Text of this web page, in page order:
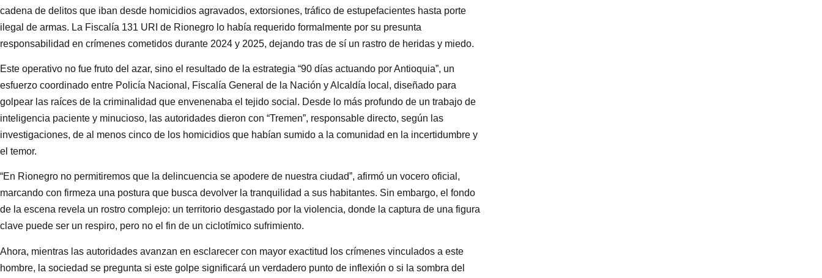
cadena de delitos que iban desde homicidios agravados, extorsiones, tráfico de estupefacientes hasta porte
ilegal de armas. La Fiscalía 131 URI de Rionegro lo había requerido formalmente por su presunta
responsabilidad en crímenes cometidos durante 2024 y 2025, dejando tras de sí un rastro de heridas y miedo.
Este operativo no fue fruto del azar, sino el resultado de la estrategia “90 días actuando por Antioquia”, un
esfuerzo coordinado entre Policía Nacional, Fiscalía General de la Nación y Alcaldía local, diseñado para
golpear las raíces de la criminalidad que envenenaba el tejido social. Desde lo más profundo de un trabajo de
inteligencia paciente y minucioso, las autoridades dieron con “Tremen”, responsable directo, según las
investigaciones, de al menos cinco de los homicidios que habían sumido a la comunidad en la incertidumbre y
el temor.
“En Rionegro no permitiremos que la delincuencia se apodere de nuestra ciudad”, afirmó un vocero oficial,
marcando con firmeza una postura que busca devolver la tranquilidad a sus habitantes. Sin embargo, el fondo
de la escena revela un rostro complejo: un territorio desgastado por la violencia, donde la captura de una figura
clave puede ser un respiro, pero no el fin de un ciclotímico sufrimiento.
Ahora, mientras las autoridades avanzan en esclarecer con mayor exactitud los crímenes vinculados a este
hombre, la sociedad se pregunta si este golpe significará un verdadero punto de inflexión o si la sombra del